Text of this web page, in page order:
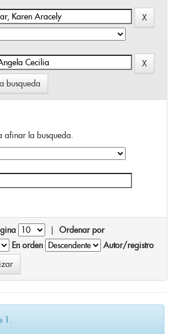
busqueda
afinar la busqueda.
| Ordenar por
En orden
Autor/registro